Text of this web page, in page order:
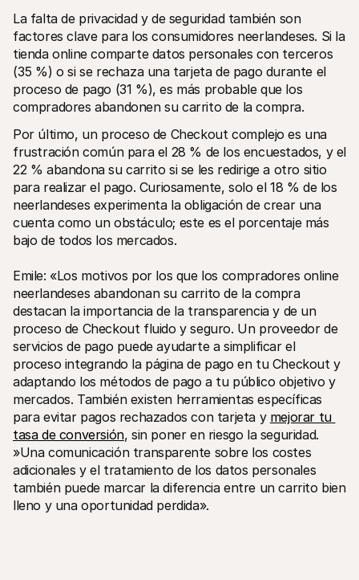
La falta de privacidad y de seguridad también son
factores clave para los consumidores neerlandeses. Si la
tienda online comparte datos personales con terceros
(35 %) o si se rechaza una tarjeta de pago durante el
proceso de pago (31 %), es más probable que los
compradores abandonen su carrito de la compra.
Por último, un proceso de Checkout complejo es una
frustración común para el 28 % de los encuestados, y el
22 % abandona su carrito si se les redirige a otro sitio
para realizar el pago. Curiosamente, solo el 18 % de los
neerlandeses experimenta la obligación de crear una
cuenta como un obstáculo; este es el porcentaje más
bajo de todos los mercados.
Emile: «Los motivos por los que los compradores online
neerlandeses abandonan su carrito de la compra
destacan la importancia de la transparencia y de un
proceso de Checkout fluido y seguro. Un proveedor de
servicios de pago puede ayudarte a simplificar el
proceso integrando la página de pago en tu Checkout y
adaptando los métodos de pago a tu público objetivo y
mercados. También existen herramientas específicas
para evitar pagos rechazados con tarjeta y mejorar tu
tasa de conversión, sin poner en riesgo la seguridad.
»Una comunicación transparente sobre los costes
adicionales y el tratamiento de los datos personales
también puede marcar la diferencia entre un carrito bien
lleno y una oportunidad perdida».